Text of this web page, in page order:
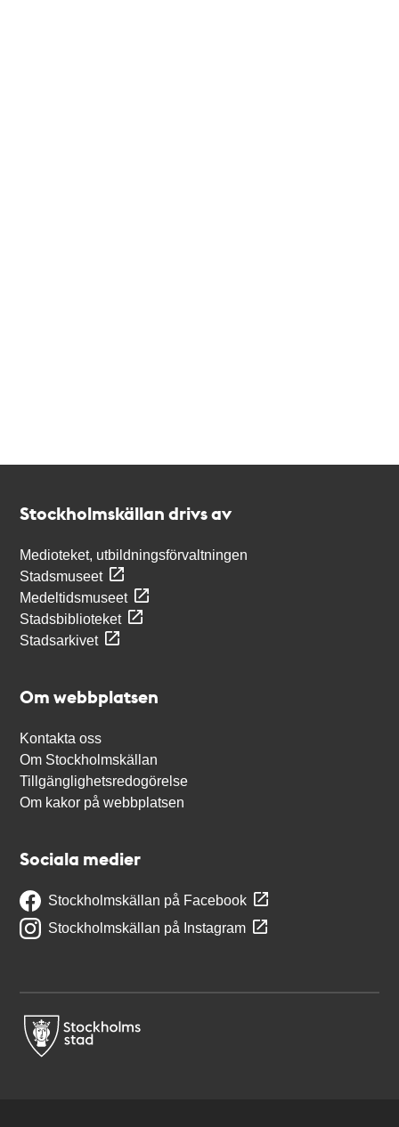
Stockholmskällan drivs av
Medioteket, utbildningsförvaltningen
Stadsmuseet
Medeltidsmuseet
Stadsbiblioteket
Stadsarkivet
Om webbplatsen
Kontakta oss
Om Stockholmskällan
Tillgänglighetsredogörelse
Om kakor på webbplatsen
Sociala medier
Stockholmskällan på Facebook
Stockholmskällan på Instagram